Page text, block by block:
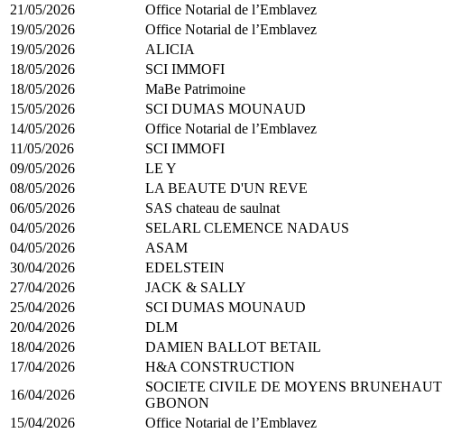
21/05/2026
Office Notarial de l’Emblavez
19/05/2026
Office Notarial de l’Emblavez
19/05/2026
ALICIA
18/05/2026
SCI IMMOFI
18/05/2026
MaBe Patrimoine
15/05/2026
SCI DUMAS MOUNAUD
14/05/2026
Office Notarial de l’Emblavez
11/05/2026
SCI IMMOFI
09/05/2026
LE Y
08/05/2026
LA BEAUTE D'UN REVE
06/05/2026
SAS chateau de saulnat
04/05/2026
SELARL CLEMENCE NADAUS
04/05/2026
ASAM
30/04/2026
EDELSTEIN
27/04/2026
JACK & SALLY
25/04/2026
SCI DUMAS MOUNAUD
20/04/2026
DLM
18/04/2026
DAMIEN BALLOT BETAIL
17/04/2026
H&A CONSTRUCTION
16/04/2026
SOCIETE CIVILE DE MOYENS BRUNEHAUT
GBONON
15/04/2026
Office Notarial de l’Emblavez